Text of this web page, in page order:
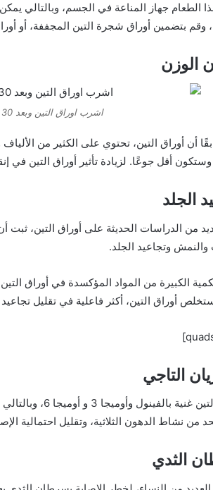
الطعام جهاز المناعة في الجسم، وبالتالي
بتضمين أوراق شجرة التين المجففة، أو
الوزن
اشرب اوراق التين وبعد 30 يوم هذا ما سوف يحدث لجسمك
أن أوراق التين، تحتوي على الكثير من
أقل جوعًا. لزيادة تأثير أوراق التين في
الجلد
من الدراسات الحديثة على أوراق التين، ثبت
والنمش وتجاعيد الجلد.
الكبيرة من المواد المؤكسدة في أوراق
أوراق التين، أكثر فاعلية في تقليل تجاعيد
التاجي
أوراق التين
من نشاط الدهون الثلاثية، وتقليل احتمالية
الثدي